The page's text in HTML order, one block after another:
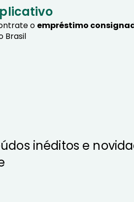
o empréstimo
Brasil
inéditos e